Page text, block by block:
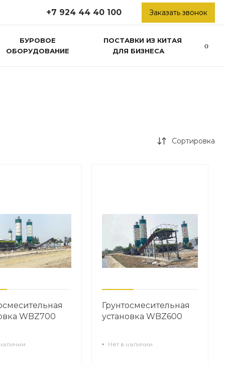
+7 924 44 40 100 Заказать звонок
БУРОВОЕ
ОБОРУДОВАНИЕ
ПОСТАВКИ ИЗ КИТАЯ
ДЛЯ БИЗНЕСА
Сортировка
WBZ700
Грунтосмесительная
установка WBZ600
Нет в наличии